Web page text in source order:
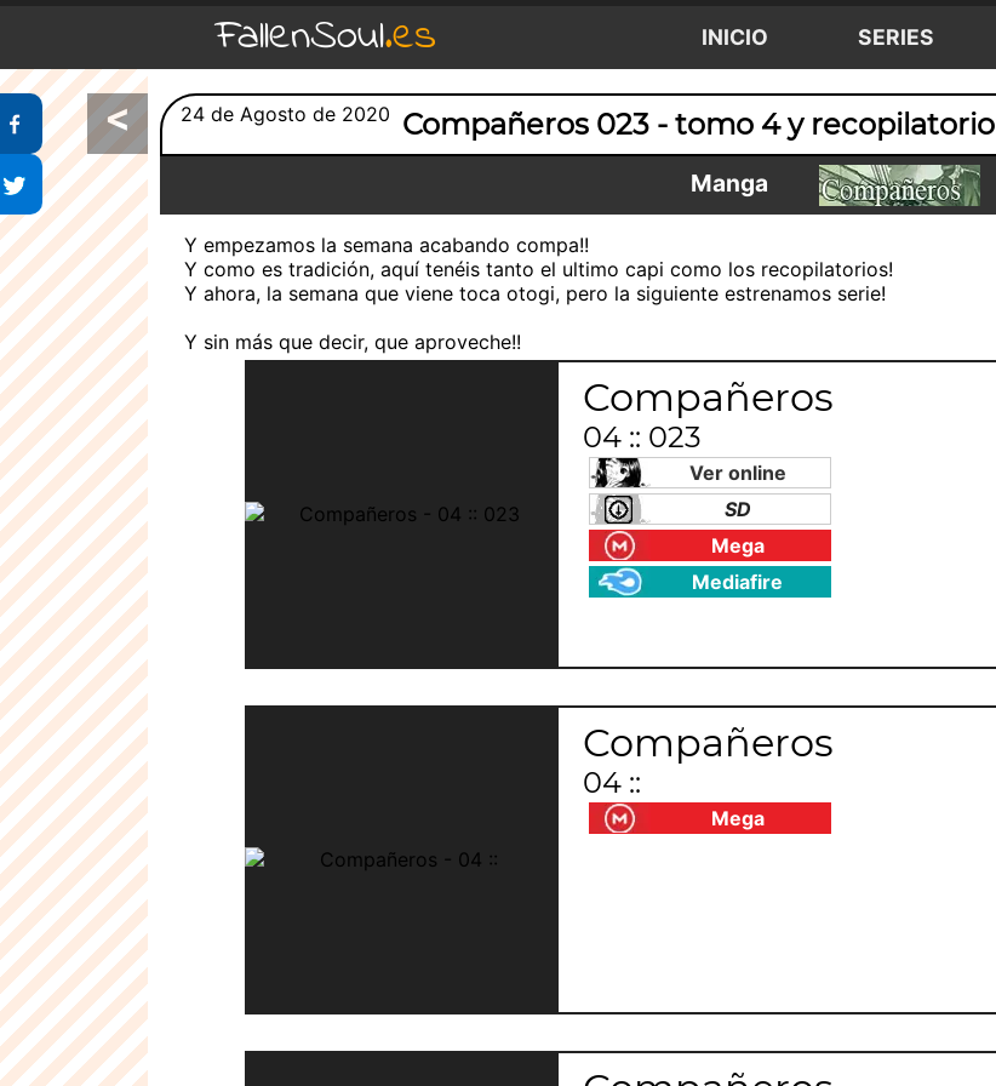
FallenSoul.es INICIO SERIES
<
Compartir en Facebook
Compartir en Twitter
24 de Agosto de 2020 Compañeros 023 - tomo 4 y recopilatorio
Manga
Y empezamos la semana acabando compa!!
Y como es tradición, aquí tenéis tanto el ultimo capi como los recopilatorios!
Y ahora, la semana que viene toca otogi, pero la siguiente estrenamos serie!
Y sin más que decir, que aproveche!!
Compañeros
04 :: 023
Ver online
SD
Mega
Mediafire
Compañeros
04 ::
Mega